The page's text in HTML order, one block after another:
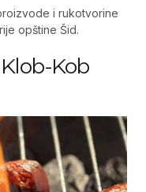
i rukotvorine
opštine Šid.
Kob